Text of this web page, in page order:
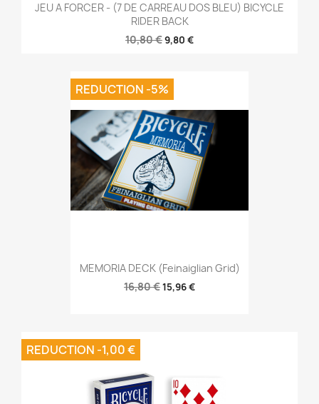
JEU A FORCER - (7 DE CARREAU DOS BLEU) BICYCLE
RIDER BACK
10,80 €9,80 €
MEMORIA DECK (Feinaiglian Grid)
16,80 €15,96 €
REDUCTION -5%
REDUCTION -1,00 €